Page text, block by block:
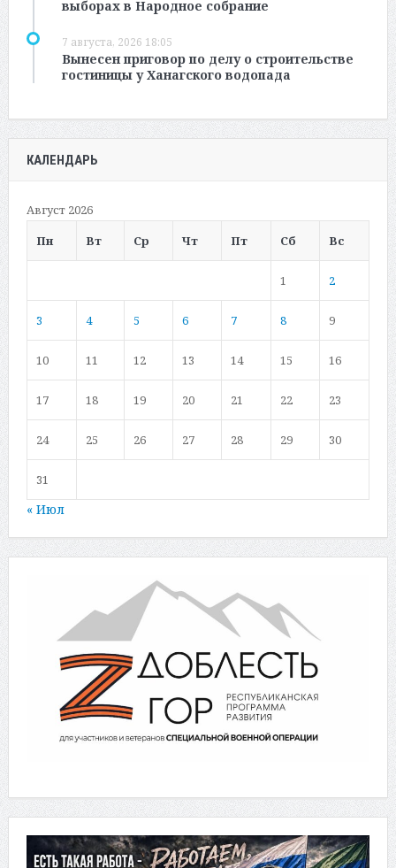
выборах в Народное собрание
7 августа, 2026 18:05
Вынесен приговор по делу о строительстве
гостиницы у Ханагского водопада
КАЛЕНДАРЬ
Август 2026
Пн
Вт Ср Чт Пт Сб Вс
1 2
3 4 5 6 7 8 9
10 11 12 13 14 15 16
17 18 19 20 21 22 23
24 25 26 27 28 29 30
31
« Июл